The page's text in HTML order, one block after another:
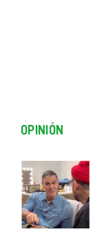
OPINIÓN